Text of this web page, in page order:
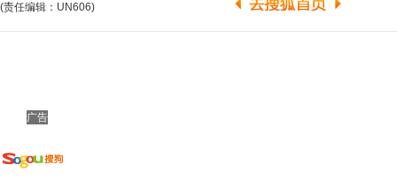
(责任编辑：UN606)
广告